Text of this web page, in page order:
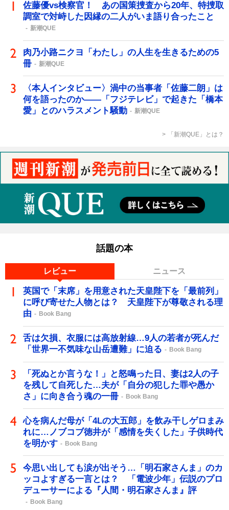
佐藤優vs検察官！ あの国策捜査から20年、特捜取
調室で対峙した因縁の二人がいま語り合ったこと
新潮QUE
肉乃小路ニクヨ「わたし」の人生を生きるための5
冊
新潮QUE
〈本人インタビュー〉渦中の当事者「佐藤二朗」は
何を語ったのか――「フジテレビ」で起きた「橋本
愛」とのハラスメント騒動
新潮QUE
「新潮QUE」とは？
話題の本
レビュー ニュース
英国で「末席」を用意された天皇陛下を「最前列」
に呼び寄せた人物とは？ 天皇陛下が尊敬される理
由
Book Bang
舌は欠損、衣服には高放射線…9人の若者が死んだ
「世界一不気味な山岳遭難」に迫る
Book Bang
「死ぬとか言うな！」と怒鳴った日、妻は2人の子
を残して自死した…夫が「自分の犯した罪や愚か
さ」に向き合う魂の一冊
Book Bang
心を病んだ母が「4Lの大五郎」を飲み干しゲロまみ
れに…ノブコブ徳井が「感情を失くした」子供時代
を明かす
Book Bang
今思い出しても涙が出そう…「明石家さんま」のカ
ッコよすぎる一言とは？ 「電波少年」伝説のプロ
デューサーによる『人間・明石家さんま』評
Book Bang